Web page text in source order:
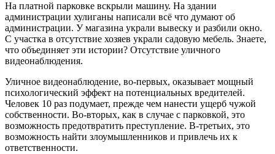
На платной парковке вскрыли машину. На здании
администрации хулиганы написали всё что думают об
администрации. У магазина украли вывеску и разбили окно.
С участка в отсутствие хозяев украли садовую мебель. Знаете,
что объединяет эти истории? Отсутствие уличного
видеонаблюдения.
Уличное видеонаблюдение, во-первых, оказывает мощный
психологический эффект на потенциальных вредителей.
Человек 10 раз подумает, прежде чем нанести ущерб чужой
собственности. Во-вторых, как в случае с парковкой, это
возможность предотвратить преступление. В-третьих, это
возможность найти злоумышленников и привлечь их к
ответственности.